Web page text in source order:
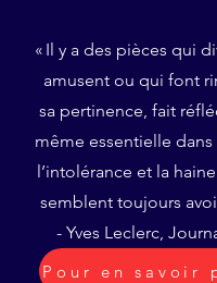
« Il y a des pièces qui
amusent ou qui font
sa pertinence, fait
même essentielle
l’intolérance et la
semblent toujours
- Yves Leclerc,
Pour en savoir